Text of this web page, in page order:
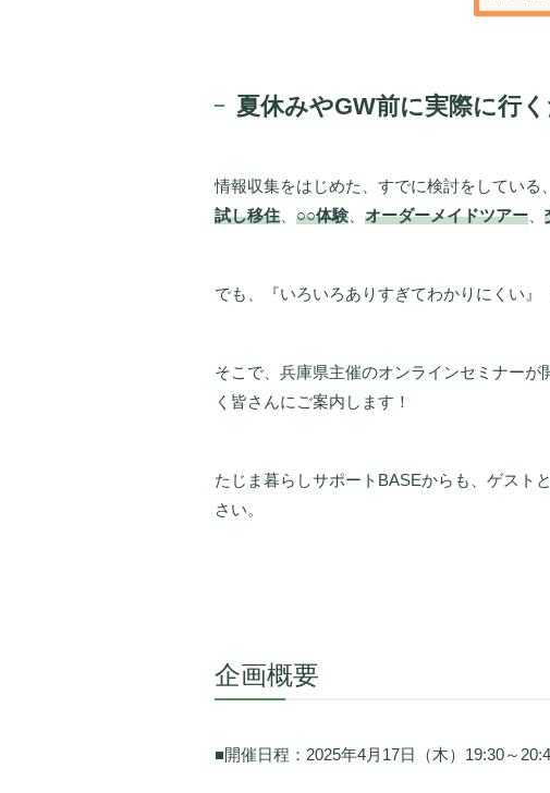
夏休みやGW前に実際に行
情報収集をはじめた、すでに検討をしてい
試し移住
○○体験 オーダーメイドツアー
でも、『いろいろありすぎてわかりにくい
そこで、兵庫県主催のオンラインセミナー
く皆さんにご案内します！
たじま暮らしサポートBASEからも、ゲスト
さい。
企画概要
■開催日程：2025年4月17日（木）19:30～